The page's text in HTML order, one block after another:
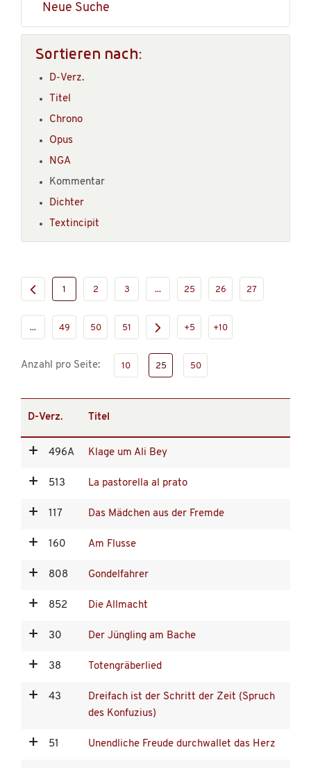
Neue Suche
Sortieren nach:
D-Verz.
Titel
Chrono
Opus
NGA
Kommentar
Dichter
Textincipit
1 2 3 ... 25 26 27
... 49 50 51 +5 +10
Anzahl pro Seite: 10 25 50
D-Verz. Titel
496A Klage um Ali Bey
513 La pastorella al prato
117 Das Mädchen aus der Fremde
160 Am Flusse
808 Gondelfahrer
852 Die Allmacht
30 Der Jüngling am Bache
38 Totengräberlied
43
Dreifach ist der Schritt der Zeit (Spruch
des Konfuzius)
51 Unendliche Freude durchwallet das Herz